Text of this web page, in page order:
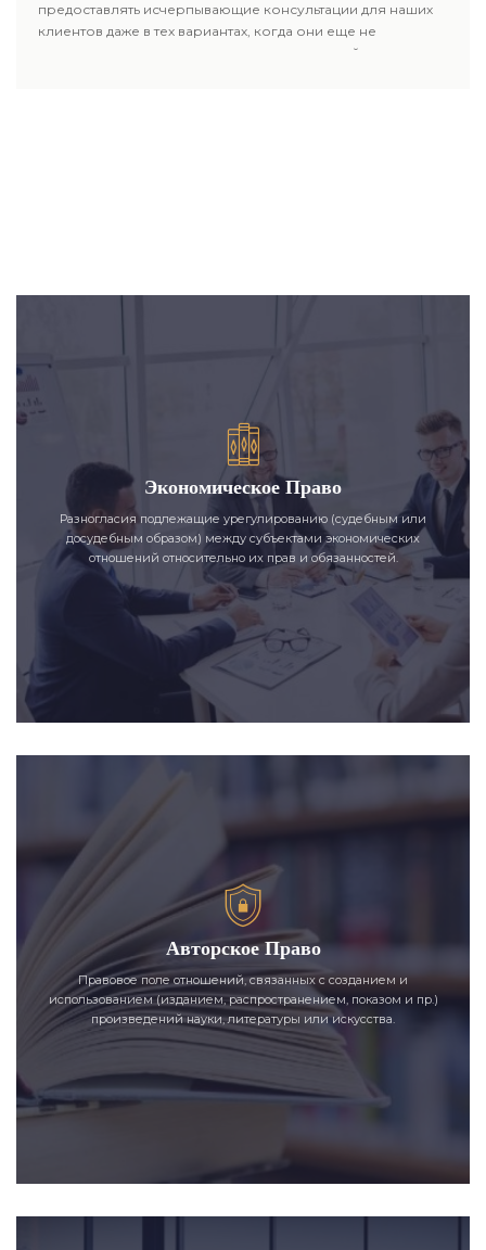
предоставлять исчерпывающие консультации для наших
клиентов даже в тех вариантах, когда они еще не
пользовались юридическими услугами нашей компании.
Экономическое Право
Разногласия подлежащие урегулированию (судебным или
досудебным образом) между субъектами экономических
отношений относительно их прав и обязанностей.
Авторское Право
Правовое поле отношений, связанных с созданием и
использованием (изданием, распространением, показом и пр.)
произведений науки, литературы или искусства.